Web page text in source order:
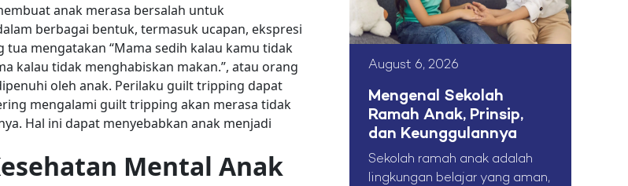
anak merasa bersalah untuk
berbagai bentuk, termasuk ucapan, ekspresi
mengatakan “Mama sedih kalau kamu tidak
kalau tidak menghabiskan makan.”, atau orang
oleh anak. Perilaku guilt tripping dapat
mengalami guilt tripping akan merasa tidak
Hal ini dapat menyebabkan anak menjadi
Mental Anak
August 6, 2026
Mengenal Sekolah
Ramah Anak, Prinsip,
dan Keunggulannya
Sekolah ramah anak adalah
lingkungan belajar yang aman,